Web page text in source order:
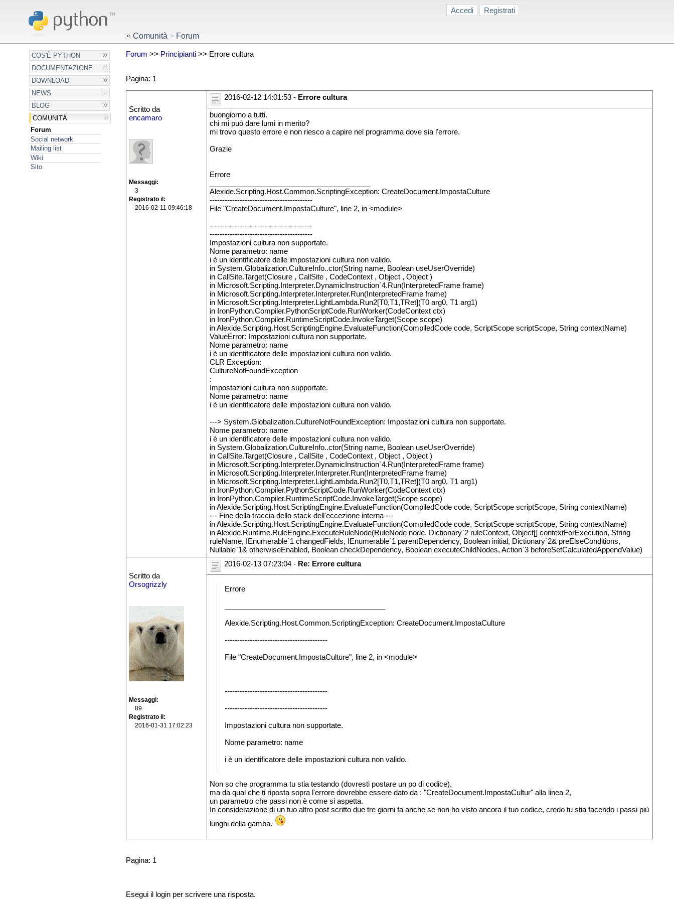
Accedi Registrati
COS'È PYTHON
DOCUMENTAZIONE
DOWNLOAD
NEWS
BLOG
COMUNITÀ
Forum
Social network
Mailing list
Wiki
Sito
Comunità > Forum
Forum >> Principianti>> Errore cultura
Pagina: 1
Scritto da
encamaro
Messaggi
3
Registrato il
2016-02-11 09:46:18
2016-02-12 14:01:53 - Errore cultura
buongiorno a tutti.
chi mi può dare lumi in merito?
mi trovo questo errore e non riesco a capire nel programma dove sia l'errore.
Grazie
Errore
Alexide.Scripting.Host.Common.ScriptingException: CreateDocument.ImpostaCulture
-----------------------------------------
File "CreateDocument.ImpostaCulture", line 2, in <module>
-----------------------------------------
-----------------------------------------
Impostazioni cultura non supportate.
Nome parametro: name
i è un identificatore delle impostazioni cultura non valido.
in System.Globalization.CultureInfo..ctor(String name, Boolean useUserOverride)
in CallSite.Target(Closure , CallSite , CodeContext , Object , Object )
in Microsoft.Scripting.Interpreter.DynamicInstruction`4.Run(InterpretedFrame frame)
in Microsoft.Scripting.Interpreter.Interpreter.Run(InterpretedFrame frame)
in Microsoft.Scripting.Interpreter.LightLambda.Run2[T0,T1,TRet](T0 arg0, T1 arg1)
in IronPython.Compiler.PythonScriptCode.RunWorker(CodeContext ctx)
in IronPython.Compiler.RuntimeScriptCode.InvokeTarget(Scope scope)
in Alexide.Scripting.Host.ScriptingEngine.EvaluateFunction(CompiledCode code, ScriptScope scriptScope, String contextName)
ValueError: Impostazioni cultura non supportate.
Nome parametro: name
i è un identificatore delle impostazioni cultura non valido.
CLR Exception:
CultureNotFoundException
:
Impostazioni cultura non supportate.
Nome parametro: name
i è un identificatore delle impostazioni cultura non valido.
---> System.Globalization.CultureNotFoundException: Impostazioni cultura non supportate.
Nome parametro: name
i è un identificatore delle impostazioni cultura non valido.
in System.Globalization.CultureInfo..ctor(String name, Boolean useUserOverride)
in CallSite.Target(Closure , CallSite , CodeContext , Object , Object )
in Microsoft.Scripting.Interpreter.DynamicInstruction`4.Run(InterpretedFrame frame)
in Microsoft.Scripting.Interpreter.Interpreter.Run(InterpretedFrame frame)
in Microsoft.Scripting.Interpreter.LightLambda.Run2[T0,T1,TRet](T0 arg0, T1 arg1)
in IronPython.Compiler.PythonScriptCode.RunWorker(CodeContext ctx)
in IronPython.Compiler.RuntimeScriptCode.InvokeTarget(Scope scope)
in Alexide.Scripting.Host.ScriptingEngine.EvaluateFunction(CompiledCode code, ScriptScope scriptScope, String contextName)
--- Fine della traccia dello stack dell'eccezione interna ---
in Alexide.Scripting.Host.ScriptingEngine.EvaluateFunction(CompiledCode code, ScriptScope scriptScope, String contextName)
in Alexide.Runtime.RuleEngine.ExecuteRuleNode(RuleNode node, Dictionary`2 ruleContext, Object[] contextForExecution, String
ruleName, IEnumerable`1 changedFields, IEnumerable`1 parentDependency, Boolean initial, Dictionary`2& preElseConditions,
Nullable`1& otherwiseEnabled, Boolean checkDependency, Boolean executeChildNodes, Action`3 beforeSetCalculatedAppendValue)
Scritto da
Orsogrizzly
Messaggi
89
Registrato il
2016-01-31 17:02:23
2016-02-13 07:23:04 - Re: Errore cultura
Errore
Alexide.Scripting.Host.Common.ScriptingException: CreateDocument.ImpostaCulture
-----------------------------------------
File "CreateDocument.ImpostaCulture", line 2, in <module>
-----------------------------------------
-----------------------------------------
Impostazioni cultura non supportate.
Nome parametro: name
i è un identificatore delle impostazioni cultura non valido.
Non so che programma tu stia testando (dovresti postare un po di codice),
ma da qual che ti riposta sopra l'errore dovrebbe essere dato da : "CreateDocument.ImpostaCultur" alla linea 2,
un parametro che passi non è come si aspetta.
In considerazione di un tuo altro post scritto due tre giorni fa anche se non ho visto ancora il tuo codice, credo tu stia facendo i passi più
lunghi della gamba.
Pagina: 1
Esegui il login per scrivere una risposta.